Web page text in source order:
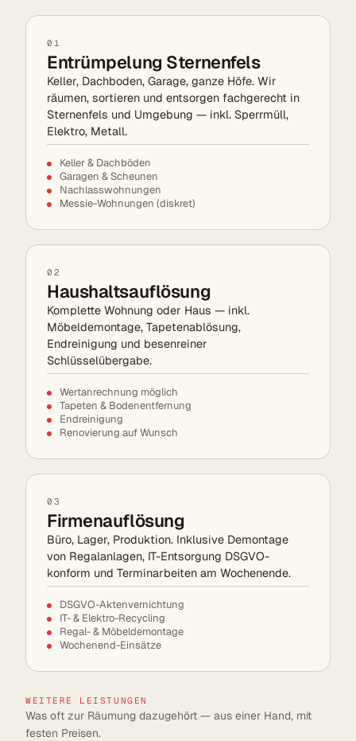
01
Entrümpelung Sternenfels
Keller, Dachboden, Garage, ganze Höfe. Wir
räumen, sortieren und entsorgen fachgerecht in
Sternenfels und Umgebung — inkl. Sperrmüll,
Elektro, Metall.
Keller & Dachböden
Garagen & Scheunen
Nachlasswohnungen
Messie-Wohnungen (diskret)
02
Haushaltsauflösung
Komplette Wohnung oder Haus — inkl.
Möbeldemontage, Tapetenablösung,
Endreinigung und besenreiner
Schlüsselübergabe.
Wertanrechnung möglich
Tapeten & Bodenentfernung
Endreinigung
Renovierung auf Wunsch
03
Firmenauflösung
Büro, Lager, Produktion. Inklusive Demontage
von Regalanlagen, IT-Entsorgung DSGVO-
konform und Terminarbeiten am Wochenende.
DSGVO-Aktenvernichtung
IT- & Elektro-Recycling
Regal- & Möbeldemontage
Wochenend-Einsätze
WEITERE LEISTUNGEN
Was oft zur Räumung dazugehört — aus einer Hand, mit
festen Preisen.